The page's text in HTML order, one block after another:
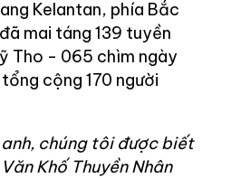
Kelantan, phía Bắc
mai táng 139 tuyền
Tho - 065 chìm ngày
cộng 170 người
anh, chúng tôi được biết
Khố Thuyền Nhân